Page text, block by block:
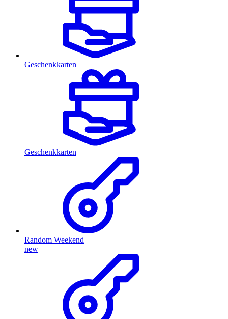
Geschenkkarten
Geschenkkarten
Random Weekend
new